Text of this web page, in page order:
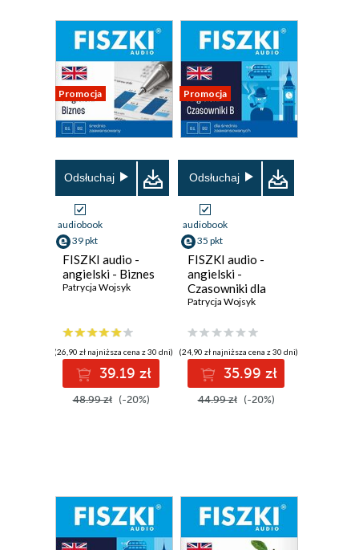
Promocja
Odsłuchaj
audiobook
39 pkt
FISZKI audio -
angielski - Biznes
Patrycja Wojsyk
(26,90 zł najniższa cena z 30 dni)
39.19 zł
48.99 zł (-20%)
Promocja
Odsłuchaj
audiobook
35 pkt
FISZKI audio -
angielski -
Czasowniki dla
średnio
Patrycja Wojsyk
(24,90 zł najniższa cena z 30 dni)
35.99 zł
44.99 zł (-20%)